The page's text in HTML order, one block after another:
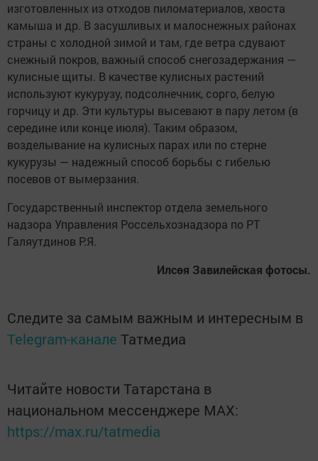
изготовленных из отходов пиломатериалов, хвоста
камыша и др. В засушливых и малоснежных районах
страны с холодной зимой и там, где ветра сдувают
снежный покров, важный способ снегозадержания —
кулисные щиты. В качестве кулисных растений
используют кукурузу, подсолнечник, сорго, белую
горчицу и др. Эти культуры высевают в пару летом (в
середине или конце июля). Таким образом,
возделывание на кулисных парах или по стерне
кукурузы — надежный способ борьбы с гибелью
посевов от вымерзания.
Государственный инспектор отдела земельного
надзора Управления Россельхознадзора по РТ
Галяутдинов Р.Я.
Илсөя Завилейская фотосы.
Следите за самым важным и интересным в
Telegram-канале Татмедиа
Читайте новости Татарстана в
национальном мессенджере MАХ:
https://max.ru/tatmedia